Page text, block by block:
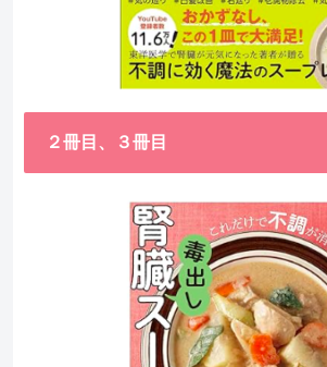
２冊目、３冊目